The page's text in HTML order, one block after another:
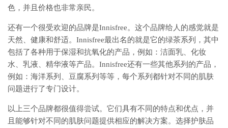
色，并且价格也非常亲民。
还有一个很受欢迎的品牌是Innisfree。这个品牌给人的感觉就是
天然、健康和舒适。Innisfree最出名的就是它的绿茶系列，其中
包括了各种用于保湿和抗氧化的产品，例如：洁面乳、化妆
水、乳液、精华液等产品。Innisfree还有一些其他系列的产品，
例如：海洋系列、豆腐系列等等，每个系列都针对不同的肌肤
问题进行了专门设计。
以上三个品牌都很值得尝试。它们具有不同的特点和优点，并
且能够针对不同的肌肤问题提供相应的解决方案。选择护肤品